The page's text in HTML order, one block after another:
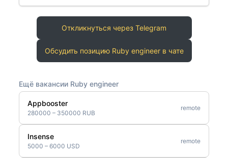
Откликнуться через Telegram
Обсудить позицию Ruby engineer в чате
Ещё вакансии Ruby engineer
Appbooster
280000 – 350000 RUB
remote
Insense
5000 – 6000 USD
remote